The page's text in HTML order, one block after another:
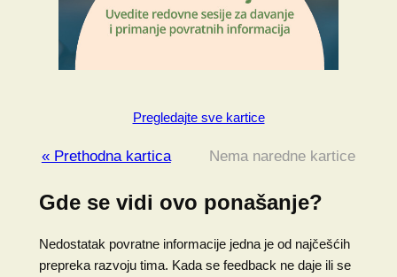
Pregledajte sve kartice
« Prethodna kartica Nema naredne kartice
Gde se vidi ovo ponašanje?
Nedostatak povratne informacije jedna je od najčešćih
prepreka razvoju tima. Kada se feedback ne daje ili se